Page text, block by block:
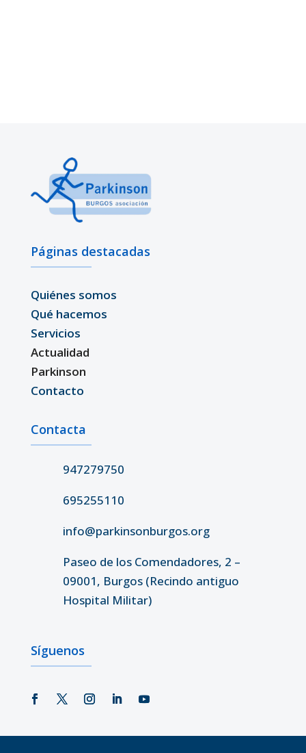
Páginas destacadas
Quiénes somos
Qué hacemos
Servicios
Actualidad
Parkinson
Contacto
Contacta
947279750
695255110
info@parkinsonburgos.org
Paseo de los Comendadores, 2 –
09001, Burgos (Recindo antiguo
Hospital Militar)
Síguenos